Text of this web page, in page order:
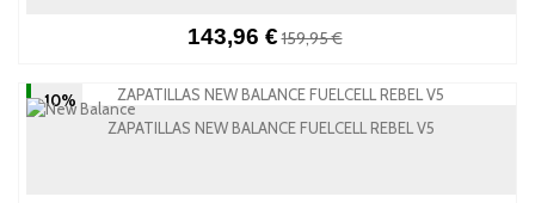
143,96 €159,95 €
-10%
ZAPATILLAS NEW BALANCE FUELCELL REBEL V5